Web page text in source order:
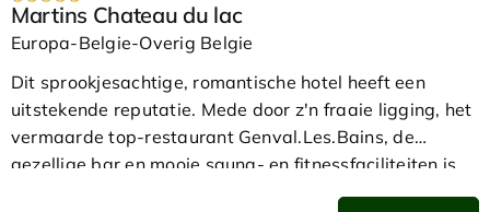
Martins Chateau du lac
Europa-Belgie-Overig Belgie
Dit sprookjesachtige, romantische hotel heeft een
uitstekende reputatie. Mede door z'n fraaie ligging, het
vermaarde top-restaurant Genval.Les.Bains, de
gezellige bar en mooie sauna- en fitnessfaciliteiten is
Chateau du Lac al jarenlang een zeer geliefd hotel bij